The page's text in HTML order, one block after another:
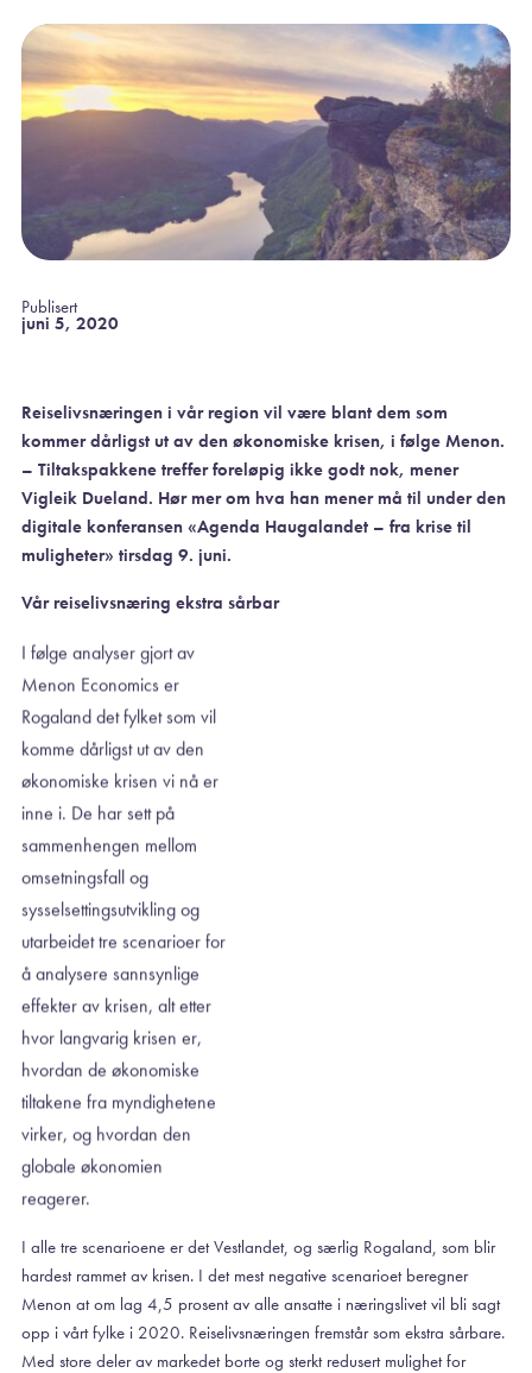
Publisert
juni 5, 2020
Reiselivsnæringen i vår region vil være blant dem som
kommer dårligst ut av den økonomiske krisen, i følge Menon.
– Tiltakspakkene treffer foreløpig ikke godt nok, mener
Vigleik Dueland. Hør mer om hva han mener må til under den
digitale konferansen «Agenda Haugalandet – fra krise til
muligheter» tirsdag 9. juni.
Vår reiselivsnæring ekstra sårbar
I følge analyser gjort av
Menon Economics er
Rogaland det fylket som vil
komme dårligst ut av den
økonomiske krisen vi nå er
inne i. De har sett på
sammenhengen mellom
omsetningsfall og
sysselsettingsutvikling og
utarbeidet tre scenarioer for
å analysere sannsynlige
effekter av krisen, alt etter
hvor langvarig krisen er,
hvordan de økonomiske
tiltakene fra myndighetene
virker, og hvordan den
globale økonomien
reagerer.
I alle tre scenarioene er det Vestlandet, og særlig Rogaland, som blir
hardest rammet av krisen. I det mest negative scenarioet beregner
Menon at om lag 4,5 prosent av alle ansatte i næringslivet vil bli sagt
opp i vårt fylke i 2020. Reiselivsnæringen fremstår som ekstra sårbare.
Med store deler av markedet borte og sterkt redusert mulighet for